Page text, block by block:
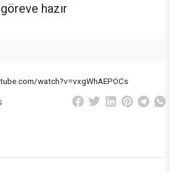
göreve hazır
watch?v=vxgWhAEPOCs